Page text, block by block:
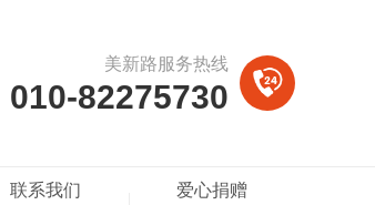
美新路服务热线
010-82275730
联系我们 爱心捐赠